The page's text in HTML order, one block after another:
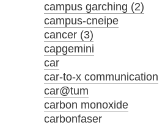
campus garching (2)
campus-cneipe
cancer (3)
capgemini
car
car-to-x communication
car@tum
carbon monoxide
carbonfaser